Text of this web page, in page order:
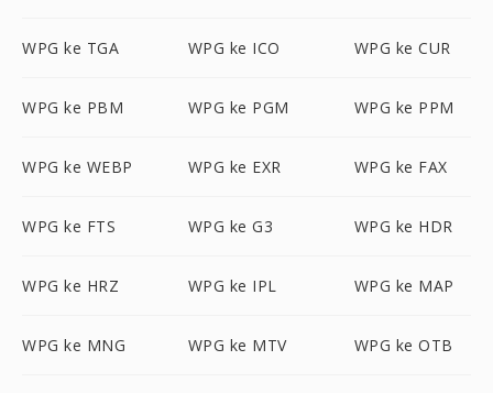
WPG ke TGA WPG ke ICO WPG ke CUR
WPG ke PBM WPG ke PGM WPG ke PPM
WPG ke WEBP WPG ke EXR WPG ke FAX
WPG ke FTS WPG ke G3 WPG ke HDR
WPG ke HRZ WPG ke IPL WPG ke MAP
WPG ke MNG WPG ke MTV WPG ke OTB